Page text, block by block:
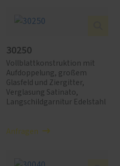
30250
Vollblattkonstruktion mit
Aufdoppelung, großem
Glasfeld und Ziergitter,
Verglasung Satinato,
Langschildgarnitur Edelstahl
Anfragen